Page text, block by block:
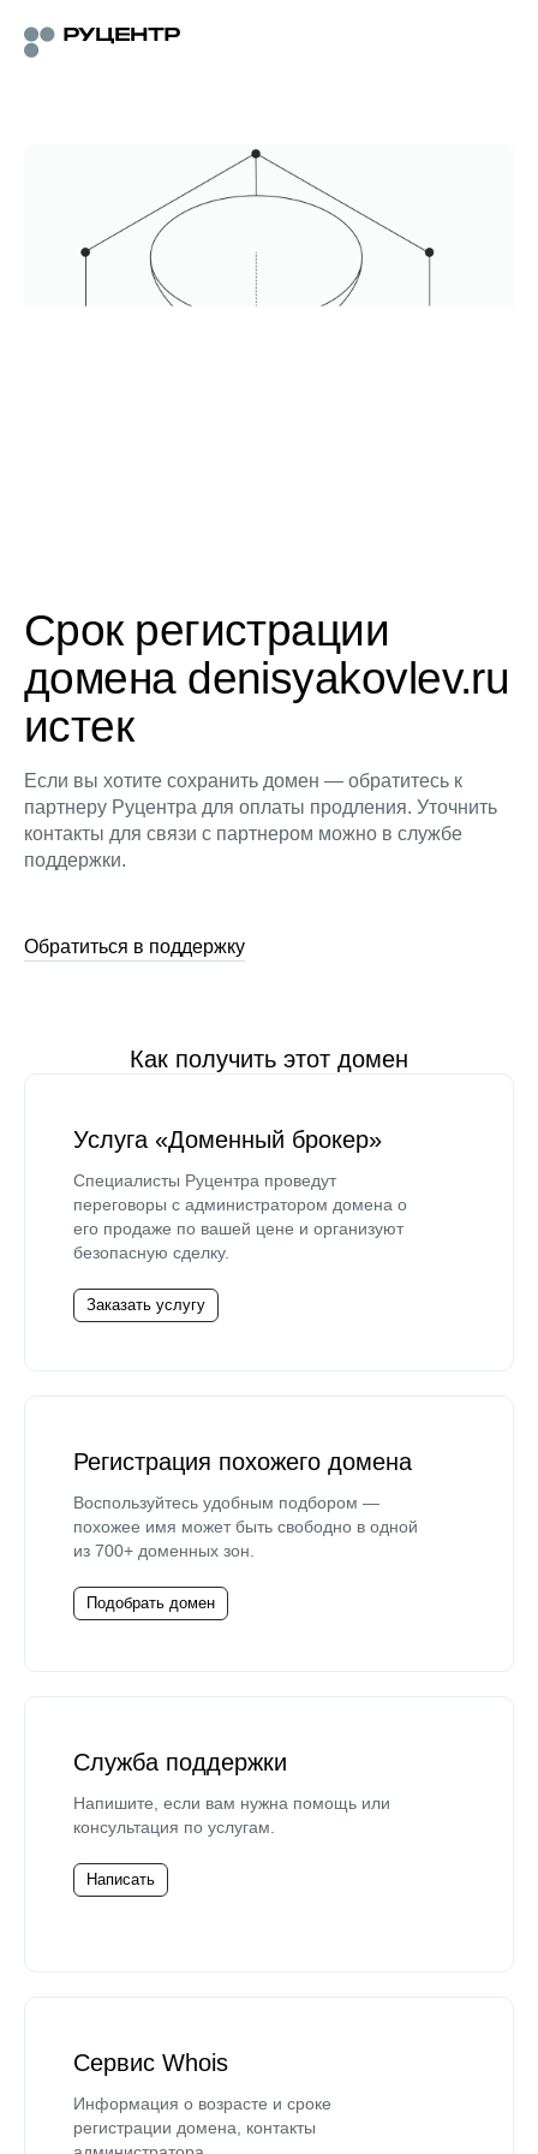
Срок регистрации
домена denisyakovlev.ru
истек
Если вы хотите сохранить домен — обратитесь к
партнеру Руцентра для оплаты продления. Уточнить
контакты для связи с партнером можно в службе
поддержки.
Обратиться в поддержку
Как получить этот домен
Услуга «Доменный брокер»
Специалисты Руцентра проведут
переговоры с администратором домена о
его продаже по вашей цене и организуют
безопасную сделку.
Заказать услугу
Регистрация похожего домена
Воспользуйтесь удобным подбором —
похожее имя может быть свободно в одной
из 700+ доменных зон.
Подобрать домен
Служба поддержки
Напишите, если вам нужна помощь или
консультация по услугам.
Написать
Сервис Whois
Информация о возрасте и сроке
регистрации домена, контакты